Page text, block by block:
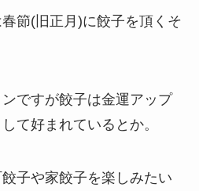
節(旧正月)に餃子を頂くそ
ですが餃子は金運アップ
て好まれているとか。
子や家餃子を楽しみたい